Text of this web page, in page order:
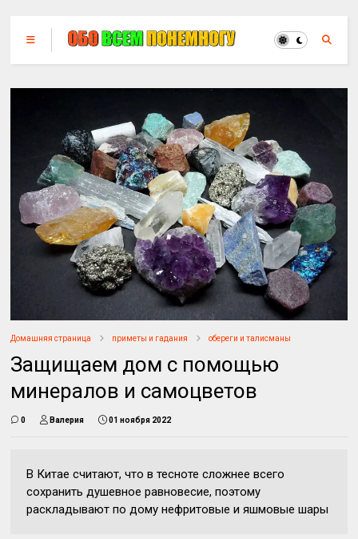
Домашняя страница приметы и гадания обереги и талисманы
Защищаем дом с помощью
минералов и самоцветов
0 Валерия 01 ноября 2022
В Китае считают, что в тесноте сложнее всего
сохранить душевное равновесие, поэтому
раскладывают по дому нефритовые и яшмовые шары